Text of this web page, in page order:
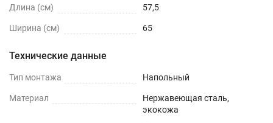
Длина (см) 57,5
Ширина (см) 65
Технические данные
Тип монтажа Напольный
Материал
Нержавеющая сталь,
экокожа